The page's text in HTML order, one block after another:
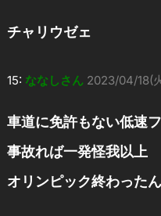
チャリウゼェ
15: ななしさん 2023/04/18(
車道に免許もない低速
事故れば一発怪我以上
オリンピック終わった